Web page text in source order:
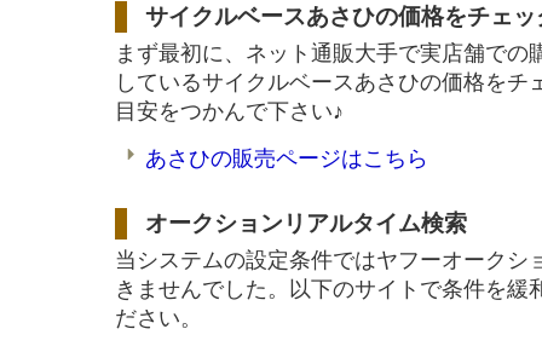
サイクルベースあさひの価格をチェッ
まず最初に、ネット通販大手で実店舗での
しているサイクルベースあさひの価格をチ
目安をつかんで下さい♪
あさひの販売ページはこちら
オークションリアルタイム検索
当システムの設定条件ではヤフーオークシ
きませんでした。以下のサイトで条件を緩
ださい。